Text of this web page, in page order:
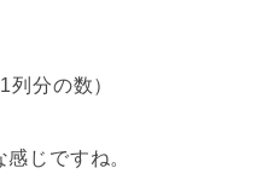
列分の数）
じですね。